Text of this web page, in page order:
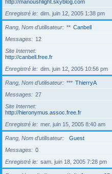
http://manoushlight.skyblog.com
Enregistré le
dim. juin 12, 2005 1:38 pm
Rang, Nom d’utilisateur ** Canbell
Messages
12
Site Internet
http://canbell.free.fr
Enregistré le
dim. juin 12, 2005 10:56 pm
Rang, Nom d’utilisateur *** ThierryA
Messages
27
Site Internet
http://hieronymus.assoc.free.fr
Enregistré le
mer. juin 15, 2005 8:40 am
Rang, Nom d’utilisateur
Guest
Messages
0
Enregistré le
sam. juin 18, 2005 7:28 pm